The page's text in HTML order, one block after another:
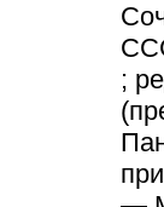
;